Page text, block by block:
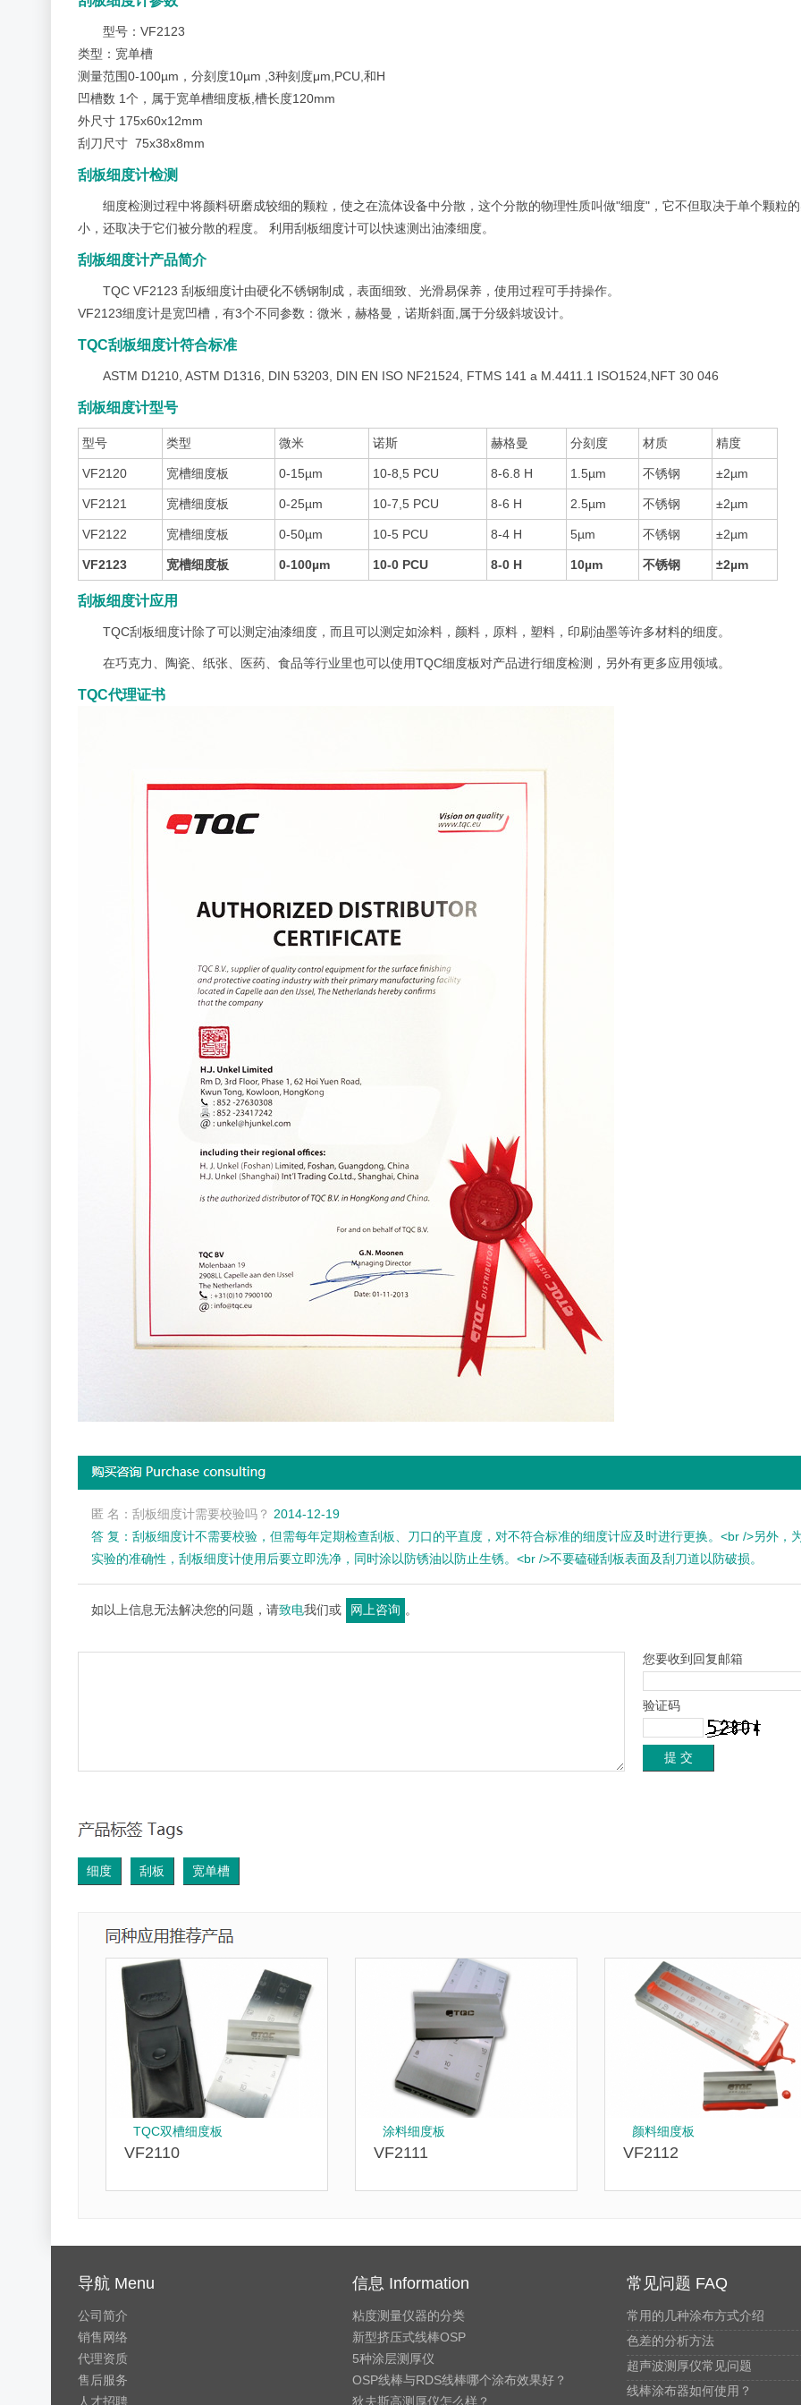
型号：VF2123
类型：宽单槽
测量范围0-100µm，分刻度10µm ,3种刻度μm,PCU,和H
凹槽数 1个，属于宽单槽细度板,槽长度120mm
外尺寸 175x60x12mm
刮刀尺寸 75x38x8mm
刮板细度计检测
细度检测过程中将颜料研磨成较细的颗粒，使之在流体设备中分散，这个分散的物理性质叫做"细度"，它不但取决于单个颗粒
小，还取决于它们被分散的程度。 利用刮板细度计可以快速测出油漆细度。
刮板细度计产品简介
TQC VF2123 刮板细度计由硬化不锈钢制成，表面细致、光滑易保养，使用过程可手持操作。
VF2123细度计是宽凹槽，有3个不同参数：微米，赫格曼，诺斯斜面,属于分级斜坡设计。
TQC刮板细度计符合标准
ASTM D1210, ASTM D1316, DIN 53203, DIN EN ISO NF21524, FTMS 141 a M.4411.1 ISO1524,NFT 30 046
刮板细度计型号
型号 类型 微米 诺斯 赫格曼 分刻度 材质 精度
VF2120 宽槽细度板 0-15µm 10-8,5 PCU 8-6.8 H 1.5µm 不锈钢 ±2µm
VF2121 宽槽细度板 0-25µm 10-7,5 PCU 8-6 H 2.5µm 不锈钢 ±2µm
VF2122 宽槽细度板 0-50µm 10-5 PCU 8-4 H 5µm 不锈钢 ±2µm
VF2123 宽槽细度板 0-100µm 10-0 PCU 8-0 H 10µm 不锈钢 ±2µm
刮板细度计应用
TQC刮板细度计除了可以测定油漆细度，而且可以测定如涂料，颜料，原料，塑料，印刷油墨等许多材料的细度。
在巧克力、陶瓷、纸张、医药、食品等行业里也可以使用TQC细度板对产品进行细度检测，另外有更多应用领域。
TQC代理证书
匿 名：刮板细度计需要校验吗？ 2014-12-19
答 复：刮板细度计不需要校验，但需每年定期检查刮板、刀口的平直度，对不符合标准的细度计应及时进行更换。<br />另外，
实验的准确性，刮板细度计使用后要立即洗净，同时涂以防锈油以防止生锈。<br />不要磕碰刮板表面及刮刀道以防破损。
如以上信息无法解决您的问题，请致电我们或 网上咨询 。
您要收到回复邮箱
验证码
细度 刮板 宽单槽
TQC双槽细度板
VF2110
涂料细度板
VF2111
颜料细度板
VF2112
导航 Menu
公司简介
销售网络
代理资质
售后服务
人才招聘
信息 Information
粘度测量仪器的分类
新型挤压式线棒OSP
5种涂层测厚仪
OSP线棒与RDS线棒哪个涂布效果好？
狄夫斯高测厚仪怎么样？
常见问题 FAQ
常用的几种涂布方式介绍
色差的分析方法
超声波测厚仪常见问题
线棒涂布器如何使用？